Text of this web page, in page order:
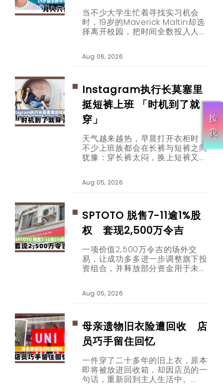
当不少大学生忙着寻找实习机会
时，19岁的Maverick Maltin却选
择离开校园，把时间全数投入人工
ChatGPT等AI工具，并靠品牌合
Aug 06, 2026
Instagram执行长莫塞里
挺短裤上班 「时机到了就
穿」
天气越来越热，早晨打开衣柜时，
不少上班族都会在长裤与短裤之间
犹豫：穿长裤太闷，换上短裤又担
论。
Aug 05, 2026
SPTOTO 脱售7-11逾1%股
权 套现2,500万令吉
一项价值2,500万令吉的场外交
易，让成功多多进一步调整旗下投
资组合，并释放部分资金用于未来
Aug 05, 2026
母亲遗物旧衣险遭回收 店
员巧手留住回忆
一件穿了二十多年的旧上衣，原本
即将被放进回收箱，却因店员的一
句话，重新回到主人生活中。